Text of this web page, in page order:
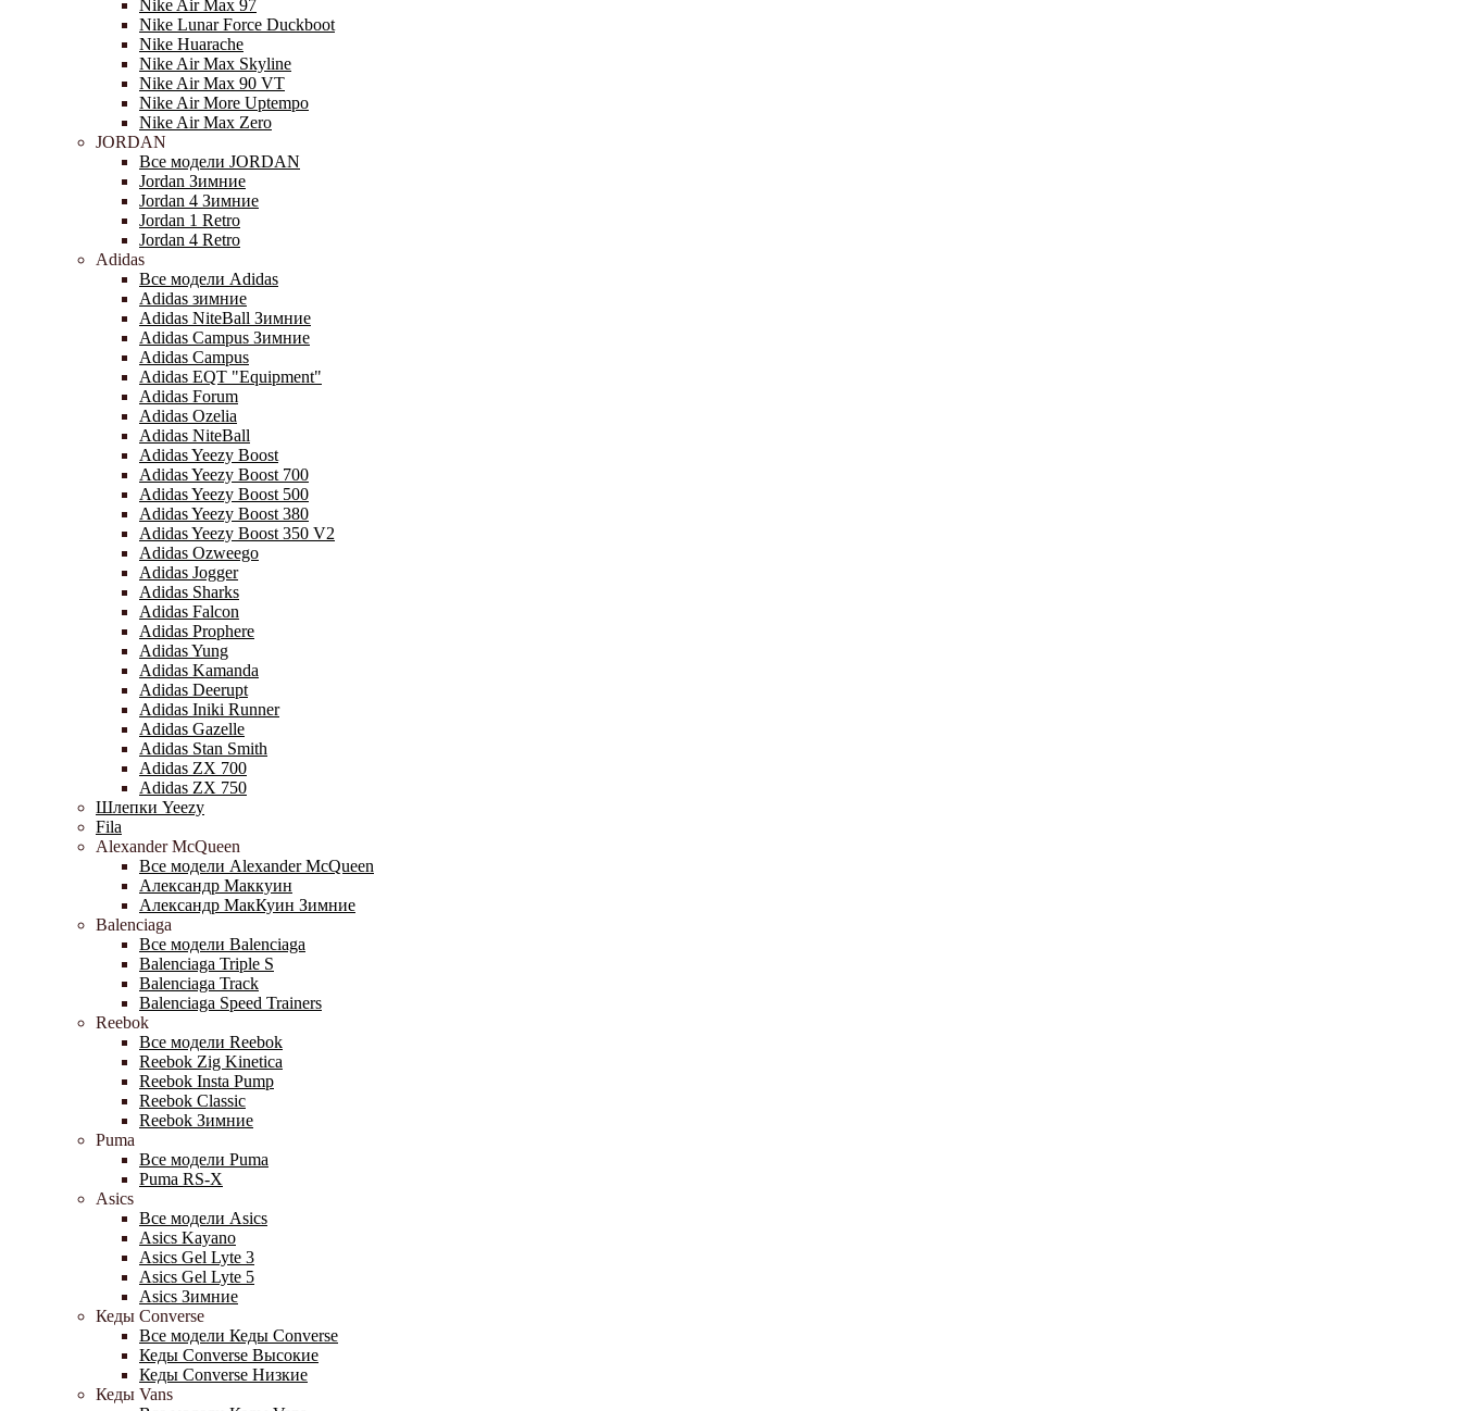
Nike Air Max 97
Nike Lunar Force Duckboot
Nike Huarache
Nike Air Max Skyline
Nike Air Max 90 VT
Nike Air More Uptempo
Nike Air Max Zero
JORDAN
Все модели JORDAN
Jordan Зимние
Jordan 4 Зимние
Jordan 1 Retro
Jordan 4 Retro
Adidas
Все модели Adidas
Adidas зимние
Adidas NiteBall Зимние
Adidas Campus Зимние
Adidas Campus
Adidas EQT "Equipment"
Adidas Forum
Adidas Ozelia
Adidas NiteBall
Adidas Yeezy Boost
Adidas Yeezy Boost 700
Adidas Yeezy Boost 500
Adidas Yeezy Boost 380
Adidas Yeezy Boost 350 V2
Adidas Ozweego
Adidas Jogger
Adidas Sharks
Adidas Falcon
Adidas Prophere
Adidas Yung
Adidas Kamanda
Adidas Deerupt
Adidas Iniki Runner
Adidas Gazelle
Adidas Stan Smith
Adidas ZX 700
Adidas ZX 750
Шлепки Yeezy
Fila
Alexander McQueen
Все модели Alexander McQueen
Александр Маккуин
Александр МакКуин Зимние
Balenciaga
Все модели Balenciaga
Balenciaga Triple S
Balenciaga Track
Balenciaga Speed Trainers
Reebok
Все модели Reebok
Reebok Zig Kinetica
Reebok Insta Pump
Reebok Classic
Reebok Зимние
Puma
Все модели Puma
Puma RS-X
Asics
Все модели Asics
Asics Kayano
Asics Gel Lyte 3
Asics Gel Lyte 5
Asics Зимние
Кеды Converse
Все модели Кеды Converse
Кеды Converse Высокие
Кеды Converse Низкие
Кеды Vans